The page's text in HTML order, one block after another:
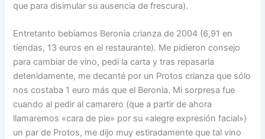
que para disimular su ausencia de frescura).
Entretanto bebíamos Beronia crianza de 2004 (6,91 en
tiendas, 13 euros en el restaurante). Me pidieron consejo
para cambiar de vino, pedí la carta y tras repasarla
detenidamente, me decanté por un Protos crianza que sólo
nos costaba 1 euro más que el Beronia. Mi sorpresa fue
cuando al pedir al camarero (que a partir de ahora
llamaremos «cara de pie» por su «alegre expresión facial»)
un par de Protos, me dijo muy estiradamente que tal vino